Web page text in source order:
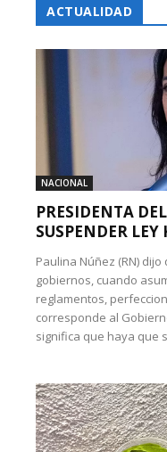
ACTUALIDAD
NACIONAL
PRESIDENTA
SUSPENDER
Paulina Núñez (RN)
gobiernos, cuando
reglamentos,
corresponde al
significa que haya que